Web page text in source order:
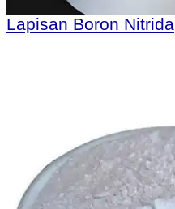
Lapisan Boron Nitrida